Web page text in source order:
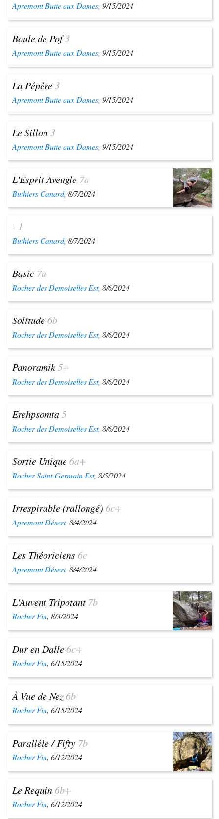
Apremont Butte aux Dames, 9/15/2024
Boule de Pof3
Apremont Butte aux Dames, 9/15/2024
La Pépère3
Apremont Butte aux Dames, 9/15/2024
Le Sillon3
Apremont Butte aux Dames, 9/15/2024
L'Esprit Aveugle 7a
Buthiers Canard, 8/7/2024
- 1
Buthiers Canard, 8/7/2024
Basic 7a
Rocher des Demoiselles Est, 8/6/2024
Solitude6b
Rocher des Demoiselles Est, 8/6/2024
Panoramik5+
Rocher des Demoiselles Est, 8/6/2024
Erehpsomta5
Rocher des Demoiselles Est, 8/6/2024
Sortie Unique6a+
Rocher Saint-Germain Est, 8/5/2024
Irrespirable (rallongé) 6c+
Apremont Désert, 8/4/2024
Les Théoriciens6c
Apremont Désert, 8/4/2024
L'Auvent Tripotant 7b
Rocher Fin, 8/3/2024
Dur en Dalle6c+
Rocher Fin, 6/15/2024
À Vue de Nez6b
Rocher Fin, 6/15/2024
Parallèle / Fifty 7b
Rocher Fin, 6/12/2024
Le Requin6b+
Rocher Fin, 6/12/2024